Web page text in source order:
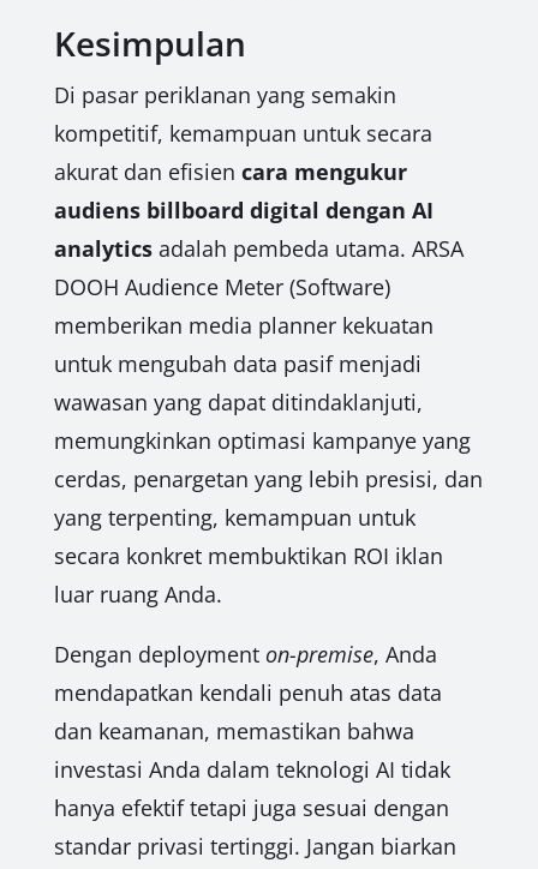
Kesimpulan
Di pasar periklanan yang semakin
kompetitif, kemampuan untuk secara
akurat dan efisien cara mengukur
audiens billboard digital dengan AI
analyticsadalah pembeda utama. ARSA
DOOH Audience Meter (Software)
memberikan media planner kekuatan
untuk mengubah data pasif menjadi
wawasan yang dapat ditindaklanjuti,
memungkinkan optimasi kampanye yang
cerdas, penargetan yang lebih presisi, dan
yang terpenting, kemampuan untuk
secara konkret membuktikan ROI iklan
luar ruang Anda.
Dengan deployment on-premise, Anda
mendapatkan kendali penuh atas data
dan keamanan, memastikan bahwa
investasi Anda dalam teknologi AI tidak
hanya efektif tetapi juga sesuai dengan
standar privasi tertinggi. Jangan biarkan